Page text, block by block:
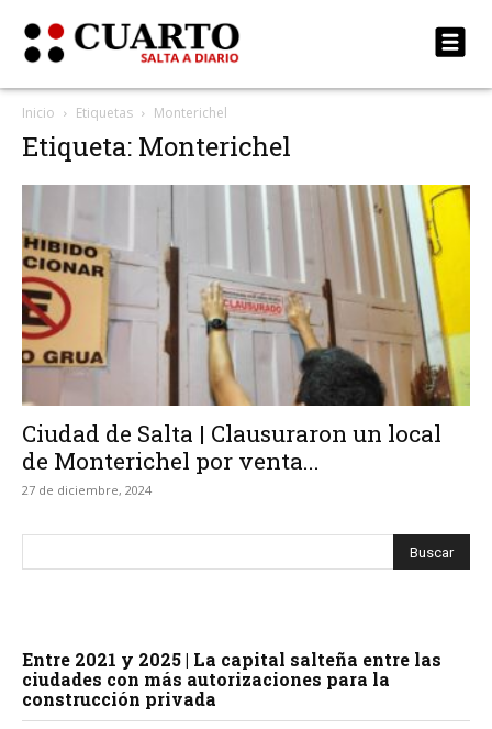
Inicio Etiquetas Monterichel
Etiqueta: Monterichel
Ciudad de Salta | Clausuraron un local
de Monterichel por venta...
27 de diciembre, 2024
Entre 2021 y 2025 | La capital salteña entre las
ciudades con más autorizaciones para la
construcción privada